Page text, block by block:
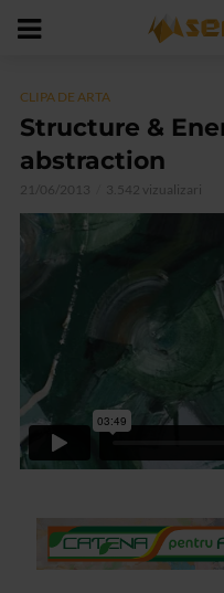
CLIPA DE ARTA
Structure &
abstraction
21/06/2013 3.542 vizualizari